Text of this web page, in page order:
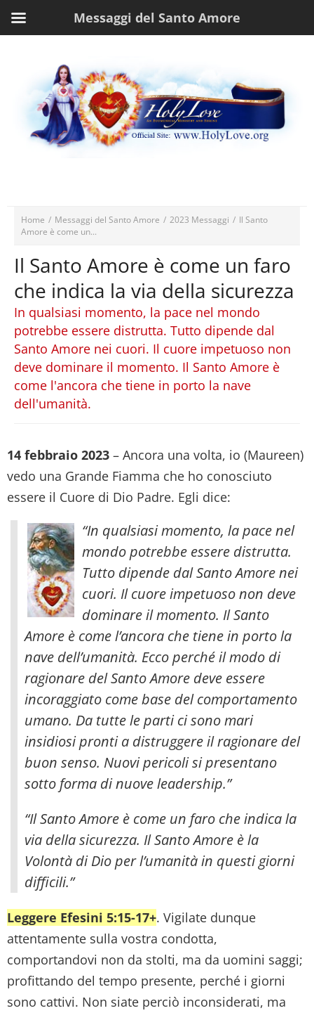
Home / Messaggi del Santo Amore / 2023 Messaggi / Il Santo
Amore è come un...
Il Santo Amore è come un faro
che indica la via della sicurezza
In qualsiasi momento, la pace nel mondo
potrebbe essere distrutta. Tutto dipende dal
Santo Amore nei cuori. Il cuore impetuoso non
deve dominare il momento. Il Santo Amore è
come l'ancora che tiene in porto la nave
dell'umanità.
14 febbraio 2023 – Ancora una volta, io (Maureen)
vedo una Grande Fiamma che ho conosciuto
essere il Cuore di Dio Padre. Egli dice:
“In qualsiasi momento, la pace nel
mondo potrebbe essere distrutta.
Tutto dipende dal Santo Amore nei
cuori. Il cuore impetuoso non deve
dominare il momento. Il Santo
Amore è come l’ancora che tiene in porto la
nave dell’umanità. Ecco perché il modo di
ragionare del Santo Amore deve essere
incoraggiato come base del comportamento
umano. Da tutte le parti ci sono mari
insidiosi pronti a distruggere il ragionare del
buon senso. Nuovi pericoli si presentano
sotto forma di nuove leadership.”
“Il Santo Amore è come un faro che indica la
via della sicurezza. Il Santo Amore è la
Volontà di Dio per l’umanità in questi giorni
difficili.”
Leggere Efesini 5:15-17+. Vigilate dunque
attentamente sulla vostra condotta,
comportandovi non da stolti, ma da uomini saggi;
profittando del tempo presente, perché i giorni
sono cattivi. Non siate perciò inconsiderati, ma
Messaggi del Santo Amore